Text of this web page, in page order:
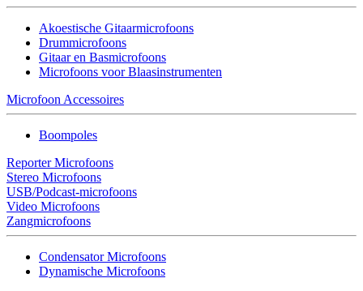
Akoestische Gitaarmicrofoons
Drummicrofoons
Gitaar en Basmicrofoons
Microfoons voor Blaasinstrumenten
Microfoon Accessoires
Boompoles
Reporter Microfoons
Stereo Microfoons
USB/Podcast-microfoons
Video Microfoons
Zangmicrofoons
Condensator Microfoons
Dynamische Microfoons